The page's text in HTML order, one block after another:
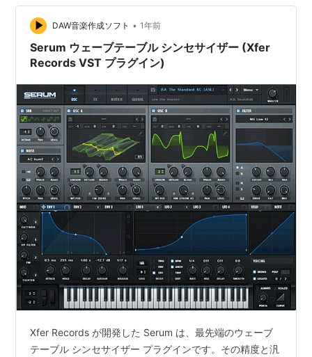
が表示されませんでした。 ただし、Reaperではスキャン
でき…DAW音楽作成ソフト • 1年前
Serum ウェーブテーブル シンセサイザー (Xfer
Records VST プラグイン)
Xfer Records が開発した Serum は、最先端のウェーブ
テーブル シンセサイザー プラグインです。その精度と汎